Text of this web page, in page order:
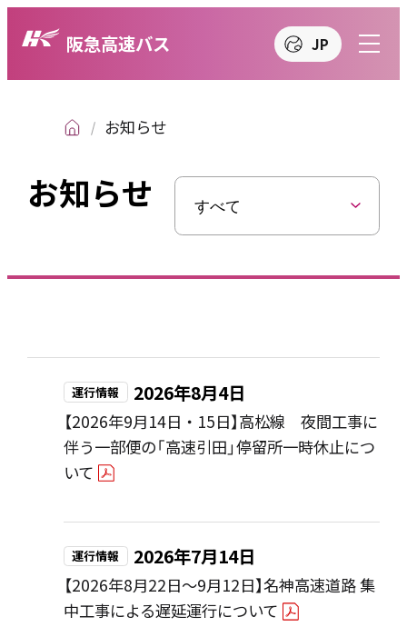
阪急高速バス
JP
繁 簡 한
お知らせ
お知らせ
運行情報 2026年8月4日
【2026年9月14日・15日】高松線 夜間工事に
伴う一部便の「高速引田」停留所一時休止につ
いて
運行情報 2026年7月14日
【2026年8月22日～9月12日】名神高速道路 集
中工事による遅延運行について